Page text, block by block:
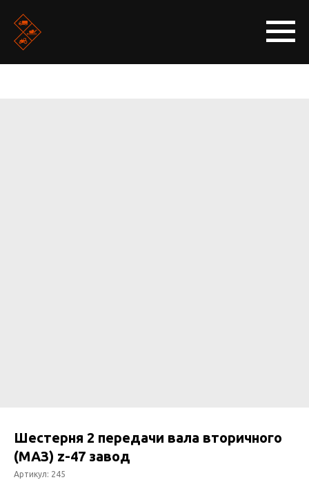
Шестерня 2 передачи вала вторичного
(МАЗ) z-47 завод
Артикул: 245